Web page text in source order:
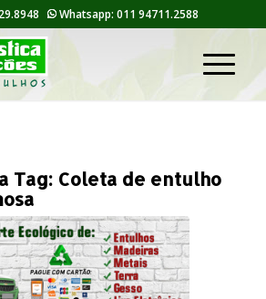
Whatsapp: 011 94711.2588
Tag: Coleta de entulho